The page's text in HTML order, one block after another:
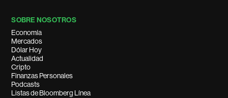
SOBRE NOSOTROS
Economía
Mercados
Dólar Hoy
Actualidad
Cripto
Finanzas Personales
Podcasts
Listas de Bloomberg Línea